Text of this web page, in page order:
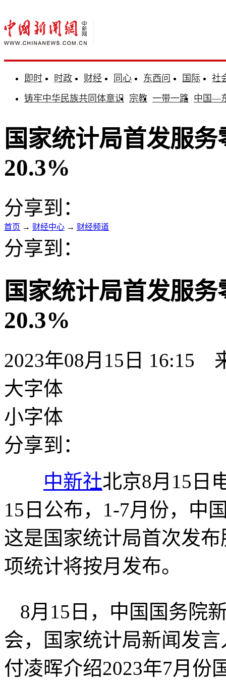
即时 时政 财经 同心 东西问 国际
社
铸牢中华民族共同体意识 宗教 一带一路 中国—
国家统计局首发服
20.3%
分享到：
首页 → 财经中心 → 财经频道
分享到：
国家统计局首发服
20.3%
2023年08月15日 16:15
大字体
小字体
分享到：
中新社北京8月15日
15日公布，1-7月份，中
这是国家统计局首次发
项统计将按月发布。
8月15日，中国国务院
会，国家统计局新闻发
付凌晖介绍2023年7月份